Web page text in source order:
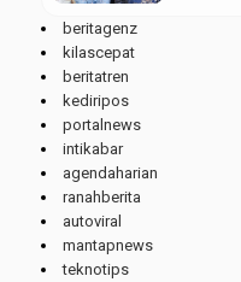
beritagenz
kilascepat
beritatren
kediripos
portalnews
intikabar
agendaharian
ranahberita
autoviral
mantapnews
teknotips